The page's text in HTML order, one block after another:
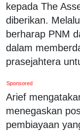
kepada The
diberikan.
berharap PNM
dalam
prasejahtera
Sponsored
Arief
menegaskan
pembiayaan